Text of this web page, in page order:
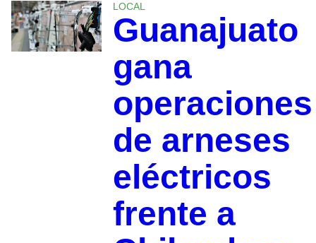
LOCAL
Guanajuato
gana
operaciones
de arneses
eléctricos
frente a